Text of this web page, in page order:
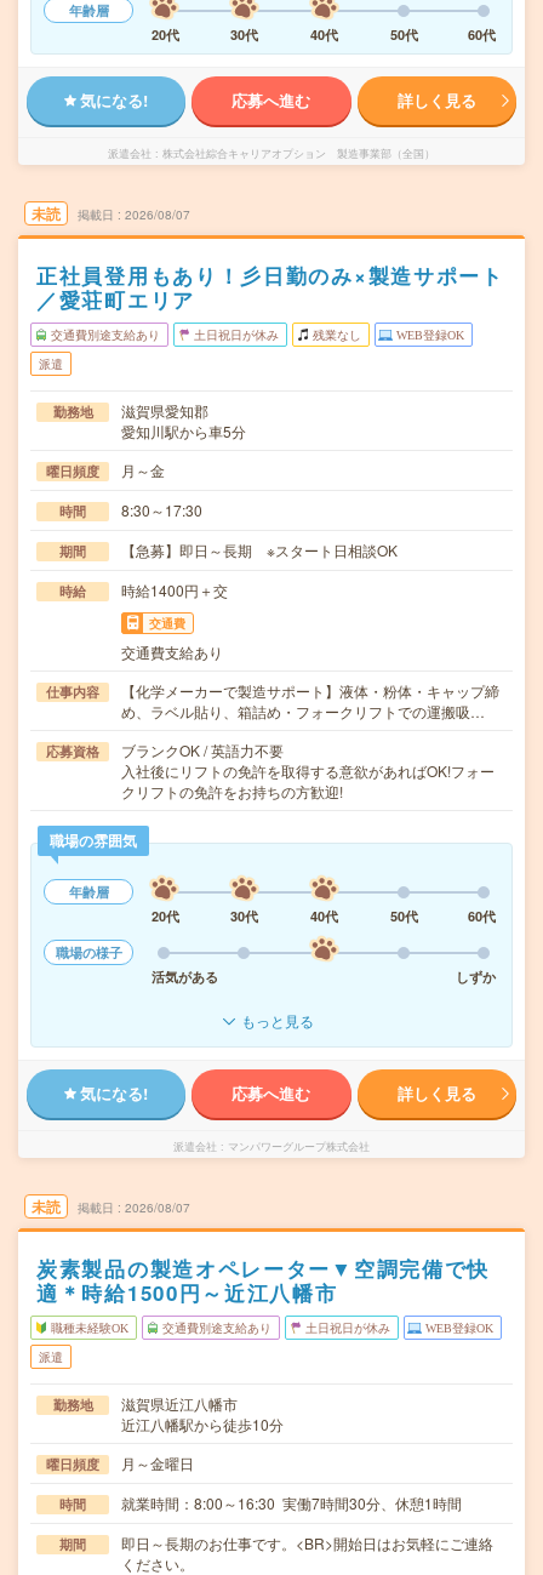
年齢層
20代
30代 40代 50代 60代
気になる! 応募へ進む 詳しく見る
派遣会社 株式会社綜合キャリアオプション 製造事業部（全国）
未読 掲載日 2026/08/07
正社員登用もあり！彡日勤のみ×製造サポート
／愛荘町エリア
交通費別途支給あり 土日祝日が休み 残業なし WEB登録OK
派遣
勤務地
滋賀県愛知郡
愛知川駅から車5分
曜日頻度 月～金
時間 8:30～17:30
期間 【急募】即日～長期 ※スタート日相談OK
時給 時給1400円＋交
交通費
交通費支給あり
仕事内容
【化学メーカーで製造サポート】液体・粉体・キャップ締
め、ラベル貼り、箱詰め・フォークリフトでの運搬吸…
応募資格
ブランクOK / 英語力不要
入社後にリフトの免許を取得する意欲があればOK!フォー
クリフトの免許をお持ちの方歓迎!
職場の雰囲気
年齢層
20代
30代 40代 50代
60代
職場の様子
活気がある
しずか
もっと見る
気になる! 応募へ進む 詳しく見る
派遣会社 マンパワーグループ株式会社
未読 掲載日 2026/08/07
炭素製品の製造オペレーター▼空調完備で快
適＊時給1500円～近江八幡市
職種未経験OK 交通費別途支給あり 土日祝日が休み WEB登録OK
派遣
勤務地
滋賀県近江八幡市
近江八幡駅から徒歩10分
曜日頻度 月～金曜日
時間 就業時間：8:00～16:30 実働7時間30分、休憩1時間
期間
即日～長期のお仕事です。<BR>開始日はお気軽にご連絡
ください。